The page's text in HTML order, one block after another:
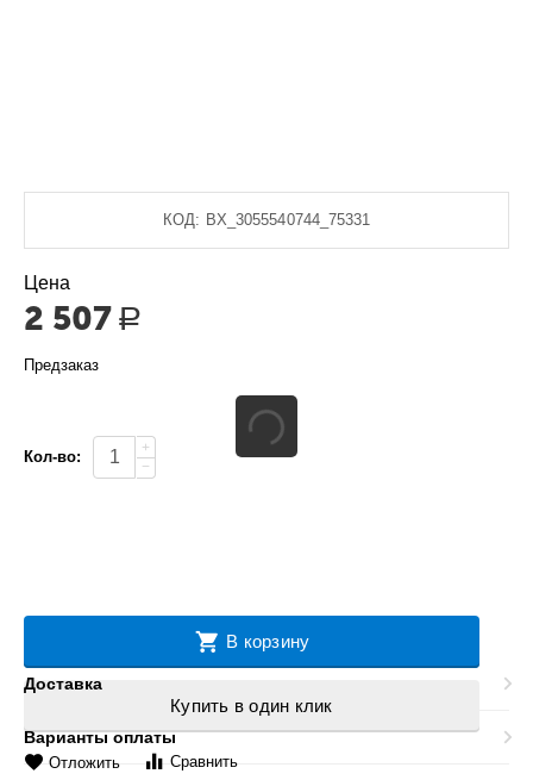
КОД: BX_3055540744_75331
Цена
2 507 Р
Предзаказ
Кол-во:
+
−
В корзину
Купить в один клик
Отложить Сравнить
Доставка
Варианты оплаты